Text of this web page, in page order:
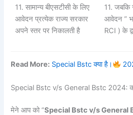
11. सामान्य बीएसटीसी के लिए
आवेदन प्रत्येक राज्य सरकार
अपने स्तर पर निकालती है
11. जबकि
आवेदन ”
RCI ) के
Read More: Special Bstc क्या है।
Special Bstc v/s General Bstc 2024:
मेने आप को “Special Bstc v/s General